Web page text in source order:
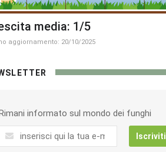
media: 1/5
aggiornamento: 20/10/2025
informato sul mondo dei funghi
Iscriviti